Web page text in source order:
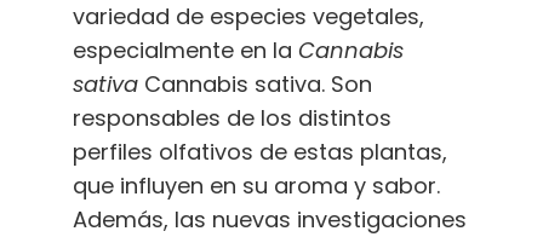
variedad de especies vegetales,
especialmente en la Cannabis
sativa Cannabis sativa. Son
responsables de los distintos
perfiles olfativos de estas plantas,
que influyen en su aroma y sabor.
Además, las nuevas investigaciones